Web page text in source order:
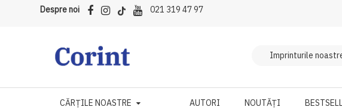
Despre noi 021 319 47 97
CĂRȚILE NOASTRE AUTORI NOUTĂȚI